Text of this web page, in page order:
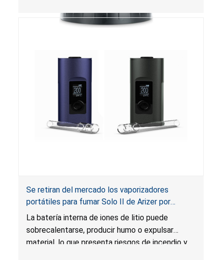
Se retiran del mercado los vaporizadores
portátiles para fumar Solo II de Arizer por
riesgos de incendio y quemadura; Importados
por 7111495 Canada
La batería interna de iones de litio puede
sobrecalentarse, producir humo o expulsar
material, lo que presenta riesgos de incendio y